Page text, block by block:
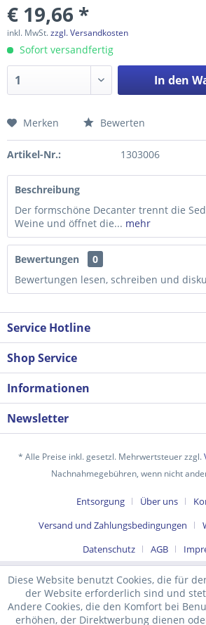
€ 19,66 *
inkl. MwSt.zzgl. Versandkosten
Sofort versandfertig
In den
Preis anfragen
verstanden und stimme zu. *
Mit * gekennzeichnete Felder sind
Merken Bewerten
Artikel-Nr.: 1303006
Beschreibung
Der formschöne Decanter trennt die
Weine und öffnet die... mehr
Bewertungen
0
Bewertungen lesen, schreiben und
Service Hotline
Shop Service
Informationen
Newsletter
* Alle Preise inkl. gesetzl. Mehrwertsteuer zzgl.
Nachnahmegebühren, wenn nicht
Entsorgung Über uns
Versand und Zahlungsbedingungen
Datenschutz
AGB
Diese Website benutzt Cookies, die für
der Website erforderlich sind und
Andere Cookies, die den Komfort bei
erhöhen, der Direktwerbung dienen